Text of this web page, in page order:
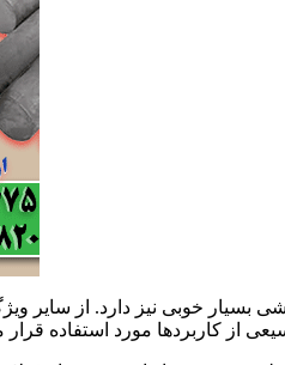
3343 مقاومت سایشی بسیار خوبی نیز
از کاربردها مورد استفاده قرار